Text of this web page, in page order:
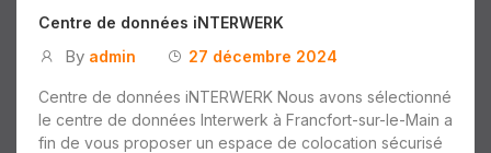
Centre de données iNTERWERK
By admin 27 décembre 2024
Centre de données iNTERWERK Nous avons sélectionné
le centre de données Interwerk à Francfort-sur-le-Main a
fin de vous proposer un espace de colocation sécurisé